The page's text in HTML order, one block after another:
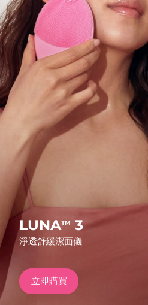
LUNATM 3
淨透舒緩潔面儀
立即購買
issa™ Teeth Whitening Set
FAQ™ Dual LED Panel
熱門產品
特別優惠
紅光療法
Polski
Svenska
Türkçe
简体中文
發貨國家
英國
西班牙
澳洲
法國
德國
加拿大